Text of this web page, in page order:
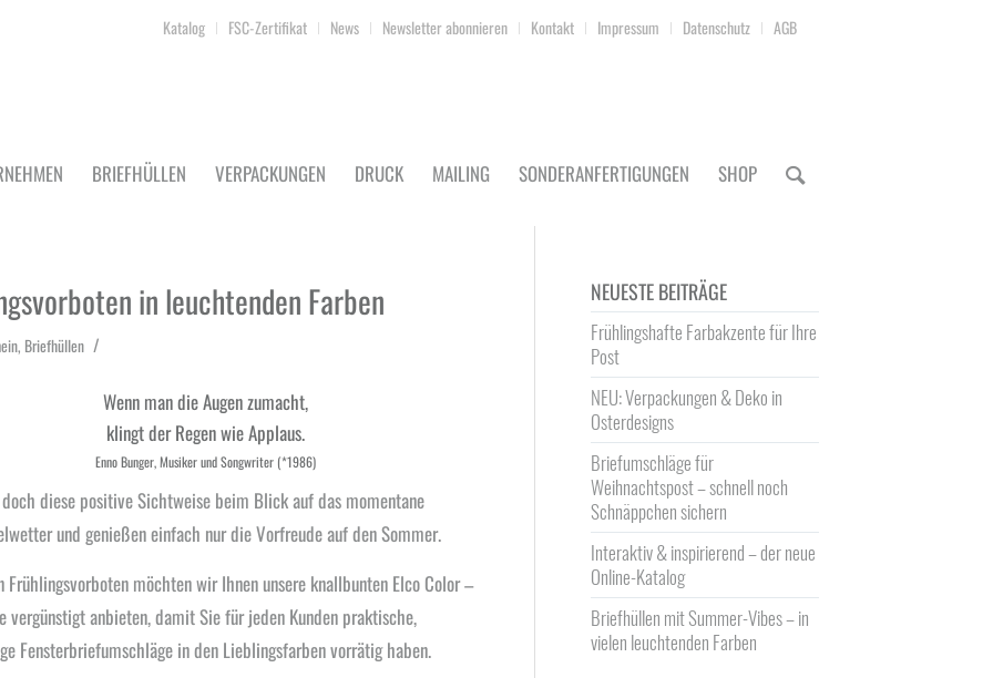
Katalog FSC-Zertifikat News Newsletter abonnieren Kontakt Impressum Datenschutz AGB
BRIEFHÜLLEN VERPACKUNGEN DRUCK MAILING SONDERANFERTIGUNGEN SHOP
in leuchtenden Farben
, Briefhüllen /
Wenn man die Augen zumacht,
klingt der Regen wie Applaus.
Enno Bunger, Musiker und Songwriter (*1986)
diese positive Sichtweise beim Blick auf das momentane
und genießen einfach nur die Vorfreude auf den Sommer.
Frühlingsvorboten möchten wir Ihnen unsere knallbunten Elco Color –
vergünstigt anbieten, damit Sie für jeden Kunden praktische,
Fensterbriefumschläge in den Lieblingsfarben vorrätig haben.
NEUESTE BEITRÄGE
Frühlingshafte Farbakzente für Ihre
Post
NEU: Verpackungen & Deko in
Osterdesigns
Briefumschläge für
Weihnachtspost – schnell noch
Schnäppchen sichern
Interaktiv & inspirierend – der neue
Online-Katalog
Briefhüllen mit Summer-Vibes – in
vielen leuchtenden Farben